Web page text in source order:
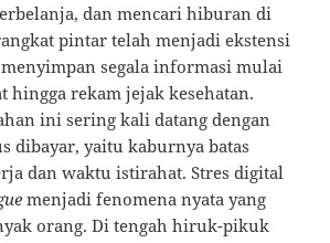
dan mencari hiburan di
pintar telah menjadi ekstensi
segala informasi mulai
hingga rekam jejak kesehatan.
ini sering kali datang dengan
dibayar, yaitu kaburnya batas
dan waktu istirahat. Stres digital
menjadi fenomena nyata yang
orang. Di tengah hiruk-pikuk